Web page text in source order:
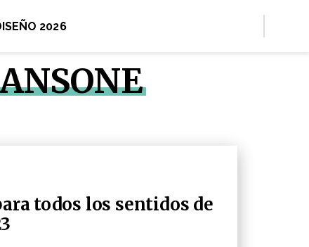
2026
todos los sentidos de